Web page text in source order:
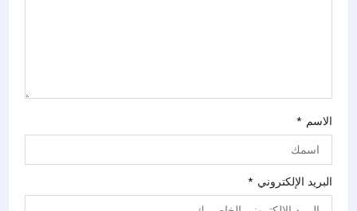
الاسم *
البريد الإلكتروني *